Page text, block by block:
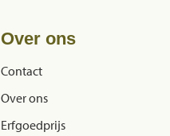
Over ons
Contact
Over ons
Erfgoedprijs